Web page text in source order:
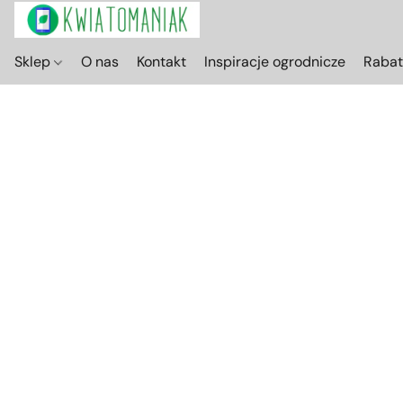
Sklep O nas Kontakt Inspiracje ogrodnicze